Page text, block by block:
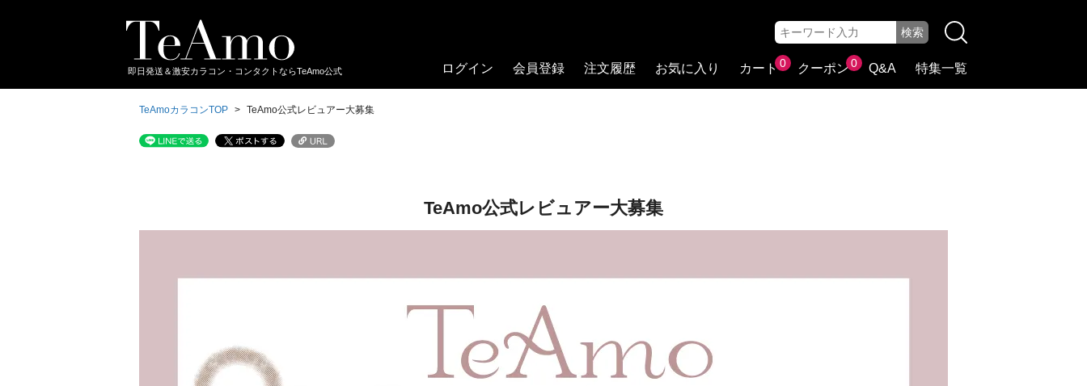
即日発送＆激安カラコン・コンタクトならTeAmo公式
TeAmoカラコンTOP TeAmo公式レビュアー大募集
TeAmo公式レビュアー大募集
ログイン 会員登録 注文履歴 お気に入り カート0 クーポン0 Q&A 特集一覧